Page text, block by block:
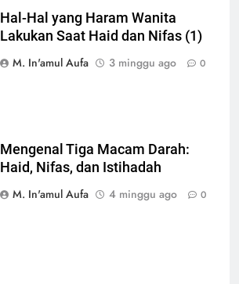
Hal-Hal yang Haram Wanita
Lakukan Saat Haid dan Nifas (1)
M. In'amul Aufa
3 minggu ago 0
Mengenal Tiga Macam Darah:
Haid, Nifas, dan Istihadah
M. In'amul Aufa
4 minggu ago 0